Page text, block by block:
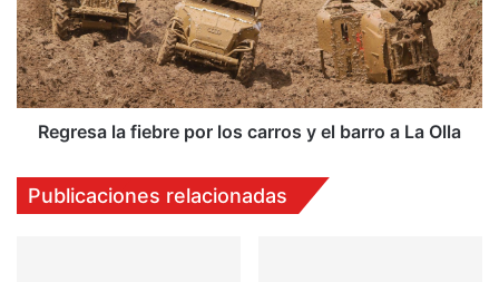
ó
e
n
S
a
L
e
s
a
l
a
e
Regresa la fiebre por los carros y el barro a La Olla
Publicaciones relacionadas